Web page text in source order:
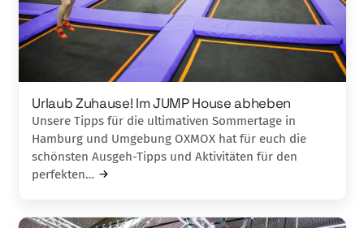
Urlaub Zuhause! Im JUMP House abheben
Unsere Tipps für die ultimativen Sommertage in
Hamburg und Umgebung OXMOX hat für euch die
schönsten Ausgeh-Tipps und Aktivitäten für den
perfekten…